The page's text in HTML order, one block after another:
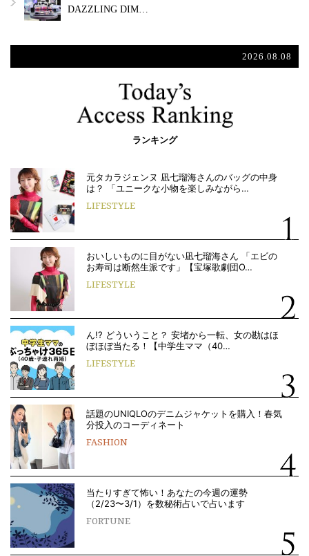
DAZZLING DIM…
2026.08.08
ランキング
元タカラジェンヌ 凪七瑠海さんのバッグの中身
は？ 「ユニークな小物を楽しみながら…
LIFESTYLE
おいしいものに目がない凪七瑠海さん 「エビの
お寿司は断然生派です」【宝塚歌劇団O…
LIFESTYLE
ん!? どういうこと？ 安堵から一転、女の勘はほ
ぼほぼ当たる！【中学生ママ（40…
LIFESTYLE
話題のUNIQLOのデニムジャケットを購入！春気
分投入のコーディネート
FASHION
当たりすぎて怖い！あなたの今週の運勢
（2/23〜3/1）を数秘術占いで占います
FORTUNE